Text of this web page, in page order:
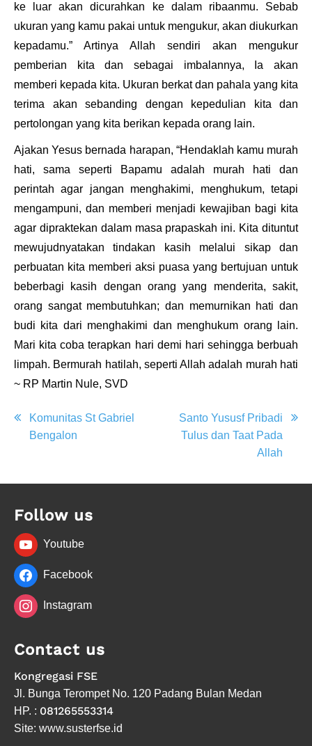
ke luar akan dicurahkan ke dalam ribaanmu. Sebab
ukuran yang kamu pakai untuk mengukur, akan diukurkan
kepadamu.” Artinya Allah sendiri akan mengukur
pemberian kita dan sebagai imbalannya, Ia akan
memberi kepada kita. Ukuran berkat dan pahala yang kita
terima akan sebanding dengan kepedulian kita dan
pertolongan yang kita berikan kepada orang lain.
Ajakan Yesus bernada harapan, “Hendaklah kamu murah
hati, sama seperti Bapamu adalah murah hati dan
perintah agar jangan menghakimi, menghukum, tetapi
mengampuni, dan memberi menjadi kewajiban bagi kita
agar dipraktekan dalam masa prapaskah ini. Kita dituntut
mewujudnyatakan tindakan kasih melalui sikap dan
perbuatan kita memberi aksi puasa yang bertujuan untuk
beberbagi kasih dengan orang yang menderita, sakit,
orang sangat membutuhkan; dan memurnikan hati dan
budi kita dari menghakimi dan menghukum orang lain.
Mari kita coba terapkan hari demi hari sehingga berbuah
limpah. Bermurah hatilah, seperti Allah adalah murah hati
~ RP Martin Nule, SVD
Post
navigation
Komunitas St Gabriel
Bengalon
Santo Yususf Pribadi
Tulus dan Taat Pada
Allah
Follow us
Youtube
Facebook
Instagram
Contact us
Kongregasi FSE
Jl. Bunga Terompet No. 120 Padang Bulan Medan
HP. : 081265553314
Site: www.susterfse.id